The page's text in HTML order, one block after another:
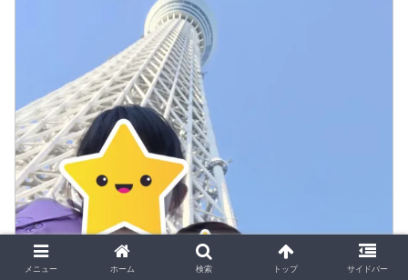
メニュー ホーム 検索 トップ サイドバー